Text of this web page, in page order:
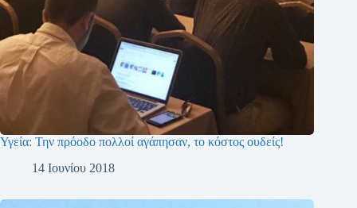
Υγεία: Την πρόοδο πολλοί αγάπησαν, το κόστος ουδείς!
14 Ιουνίου 2018